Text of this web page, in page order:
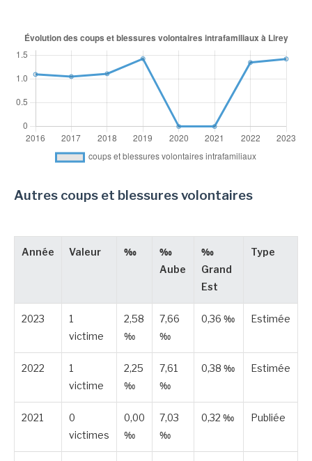
Autres coups et blessures volontaires
Année Valeur ‰
‰
Aube
‰
Grand
Est
Type
2023
1
victime
2,58
‰
7,66
‰
0,36 ‰ Estimée
2022
1
victime
2,25
‰
7,61
‰
0,38 ‰ Estimée
2021
0
victimes
0,00
‰
7,03
‰
0,32 ‰ Publiée